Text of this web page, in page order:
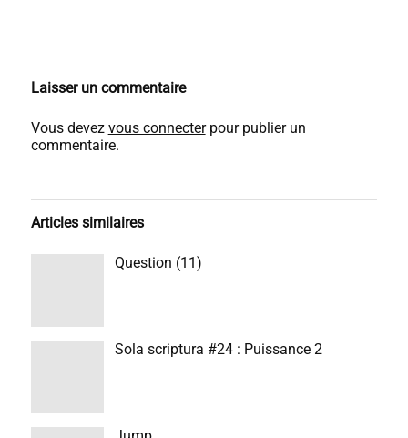
Laisser un commentaire
Vous devez vous connecterpour publier un
commentaire.
Articles similaires
Question (11)
Sola scriptura #24 : Puissance 2